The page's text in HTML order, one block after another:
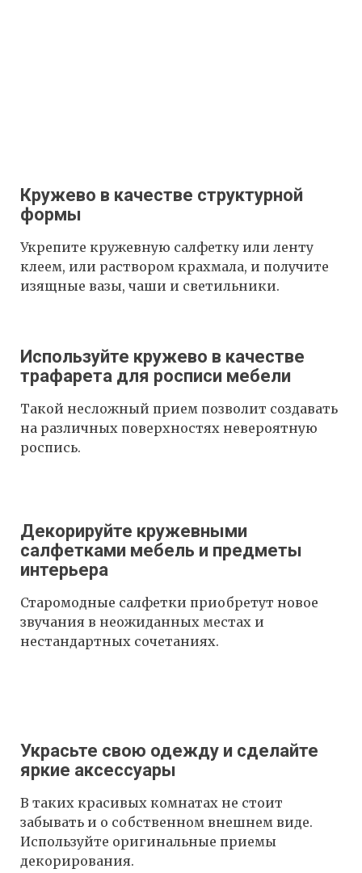
Кружево в качестве структурной
формы
Укрепите кружевную салфетку или ленту
клеем, или раствором крахмала, и получите
изящные вазы, чаши и светильники.
Используйте кружево в качестве
трафарета для росписи мебели
Такой несложный прием позволит создавать
на различных поверхностях невероятную
роспись.
Декорируйте кружевными
салфетками мебель и предметы
интерьера
Старомодные салфетки приобретут новое
звучания в неожиданных местах и
нестандартных сочетаниях.
Украсьте свою одежду и сделайте
яркие аксессуары
В таких красивых комнатах не стоит
забывать и о собственном внешнем виде.
Используйте оригинальные приемы
декорирования.